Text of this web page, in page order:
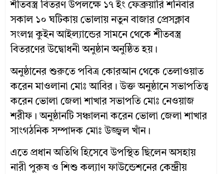
শীতবস্ত্র বিতরণ উপলক্ষে ১৭ ইং ফেব্রুয়ারি শনিবার
সকাল ১০ ঘটিকায় ভোলায় নতুন বাজার প্রেসক্লাব
সংলগ্ন কুইন আইল্যান্ডের সামনে থেকে শীতবস্ত্র
বিতরণের উদ্বোধনী অনুষ্ঠান অনুষ্ঠিত হয়।
অনুষ্ঠানের শুরুতে পবিত্র কোরআন থেকে তেলাওয়াত
করেন মাওলানা মোঃ আবির। উক্ত অনুষ্ঠানে সভাপতিত্ব
করেন ভোলা জেলা শাখার সভাপতি মোঃ নেওয়াজ
শরীফ। অনুষ্ঠানটি সঞ্চালনা করেন ভোলা জেলা শাখার
সাংগঠনিক সম্পাদক মোঃ উজ্জ্বল খাঁন।
এতে প্রধান অতিথি হিসেবে উপস্থিত ছিলেন অসহায়
নারী পুরুষ ও শিশু কল্যাণ ফাউন্ডেশনের কেন্দ্রীয়